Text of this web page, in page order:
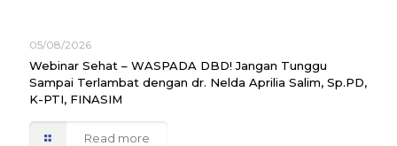
05/08/2026
Webinar Sehat – WASPADA DBD! Jangan Tunggu
Sampai Terlambat dengan dr. Nelda Aprilia Salim, Sp.PD,
K-PTI, FINASIM
Read more